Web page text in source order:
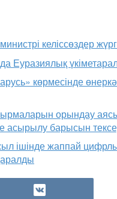
келіссөздер
көрмесінде
орындау
асырылу барысын
ішінде жаппай